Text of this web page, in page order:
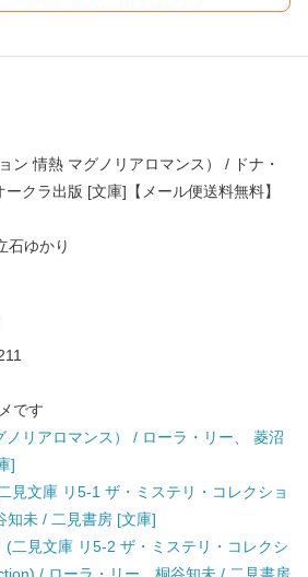
ン 情熱 マグノリアロマンス） / ドナ・
クラ出版 [文庫]【メール便送料無料】
石ゆかり
です
ノリアロマンス） / ローラ・リー、 菱沼
]
見文庫 リ5-1 ザ・ミステリ・コレクショ
知未 / 二見書房 [文庫]
(二見文庫 リ5-2 ザ・ミステリ・コレクシ